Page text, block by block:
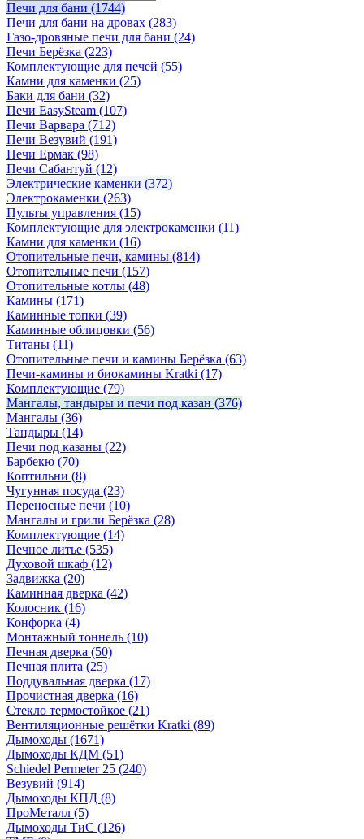
Печи для бани (1744)
Печи для бани на дровах (283)
Газо-дровяные печи для бани (24)
Печи Берёзка (223)
Комплектующие для печей (55)
Камни для каменки (25)
Баки для бани (32)
Печи EasySteam (107)
Печи Варвара (712)
Печи Везувий (191)
Печи Ермак (98)
Печи Сабантуй (12)
Электрические каменки (372)
Электрокаменки (263)
Пульты управления (15)
Комплектующие для электрокаменки (11)
Камни для каменки (16)
Отопительные печи, камины (814)
Отопительные печи (157)
Отопительные котлы (48)
Камины (171)
Каминные топки (39)
Каминные облицовки (56)
Титаны (11)
Отопительные печи и камины Берёзка (63)
Печи-камины и биокамины Kratki (17)
Комплектующие (79)
Мангалы, тандыры и печи под казан (376)
Мангалы (36)
Тандыры (14)
Печи под казаны (22)
Барбекю (70)
Коптильни (8)
Чугунная посуда (23)
Переносные печи (10)
Мангалы и грили Берёзка (28)
Комплектующие (14)
Печное литье (535)
Духовой шкаф (12)
Задвижка (20)
Каминная дверка (42)
Колосник (16)
Конфорка (4)
Монтажный тоннель (10)
Печная дверка (50)
Печная плита (25)
Поддувальная дверка (17)
Прочистная дверка (16)
Стекло термостойкое (21)
Вентиляционные решётки Kratki (89)
Дымоходы (1671)
Дымоходы КДМ (51)
Schiedel Permeter 25 (240)
Везувий (914)
Дымоходы КПД (8)
ПроМеталл (5)
Дымоходы ТиС (126)